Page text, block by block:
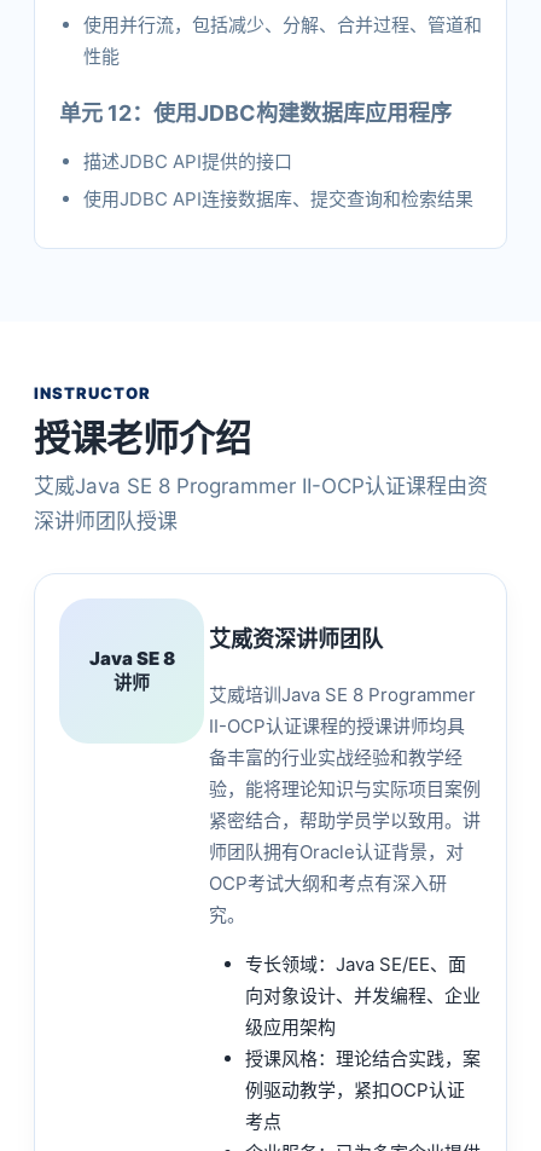
使用并行流，包括减少、分解、合并过程、管道和
性能
单元 12：使用JDBC构建数据库应用程序
描述JDBC API提供的接口
使用JDBC API连接数据库、提交查询和检索结果
INSTRUCTOR
授课老师介绍
艾威Java SE 8 Programmer II-OCP认证课程由资
深讲师团队授课
Java SE 8
讲师
艾威资深讲师团队
艾威培训Java SE 8 Programmer
II-OCP认证课程的授课讲师均具
备丰富的行业实战经验和教学经
验，能将理论知识与实际项目案例
紧密结合，帮助学员学以致用。讲
师团队拥有Oracle认证背景，对
OCP考试大纲和考点有深入研
究。
专长领域：Java SE/EE、面
向对象设计、并发编程、企业
级应用架构
授课风格：理论结合实践，案
例驱动教学，紧扣OCP认证
考点